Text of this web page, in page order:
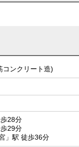
コンクリート造)
28分
29分
」駅 徒歩36分